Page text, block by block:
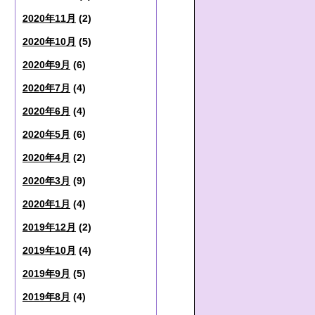
2020年11月 (2)
2020年10月 (5)
2020年9月 (6)
2020年7月 (4)
2020年6月 (4)
2020年5月 (6)
2020年4月 (2)
2020年3月 (9)
2020年1月 (4)
2019年12月 (2)
2019年10月 (4)
2019年9月 (5)
2019年8月 (4)